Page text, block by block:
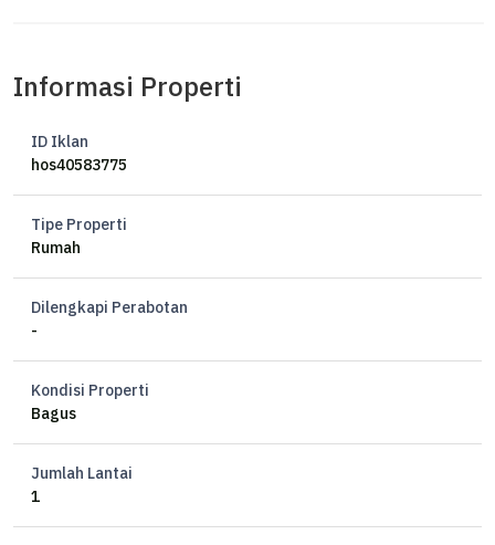
RUMAH BARU PELANGI ANTAPANI
Minimalis Modern
Lb 140m
Listrik 2200
SHM
Harga 3.15M =>>> *2.65M*
Informasi Properti
ID Iklan
hos40583775
Tipe Properti
Rumah
Dilengkapi Perabotan
-
Kondisi Properti
Bagus
Jumlah Lantai
1